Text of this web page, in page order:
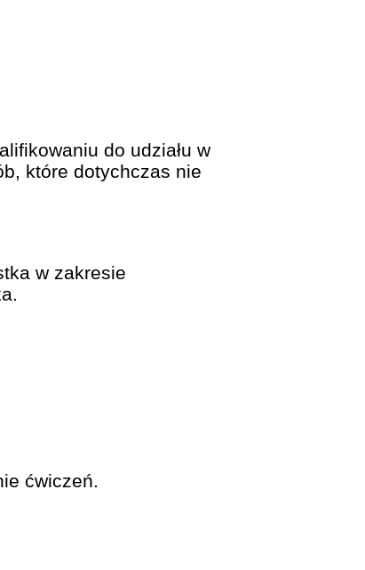
do udziału w
które dotychczas nie
w zakresie
ćwiczeń.